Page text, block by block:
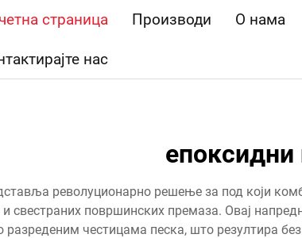
страница Производи О нама
нас
епоксидни
револуционарно решење за под који
свестраних површинских премаза. Овај
честицама песка, што резултира